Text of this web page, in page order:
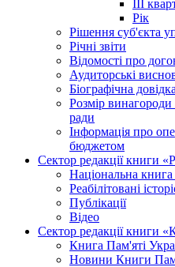
III
Рік
Рішення суб'єкта
Річні звіти
Відомості про
Аудиторські
Біографічна
Розмір винагороди
ради
Інформація про
бюджетом
Сектор редакції книги
Національна
Реабілітовані
Публікації
Відео
Сектор редакції книги
Книга Пам'яті
Новини Книги